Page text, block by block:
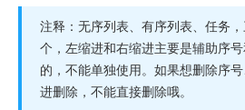
注释：无序列表、有序列表、任务
个，左缩进和右缩进主要是辅助序
的，不能单独使用。如果想删除序
进删除，不能直接删除哦。